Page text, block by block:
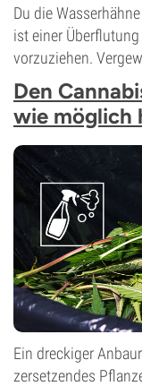
Du die
ist einer
vorzuziehen.
Den
wie möglich
Ein dreckiger
zersetzendes